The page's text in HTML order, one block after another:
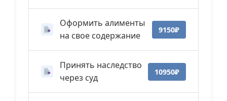
Оформить алименты
на свое содержание
9150₽
Принять наследство
через суд
10950₽